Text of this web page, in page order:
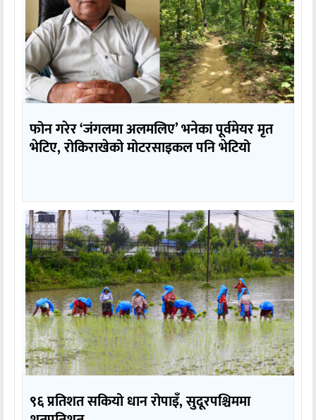
फोन गरेर ‘जंगलमा अलमलिए’ भनेका पूर्वमेयर मृत
भेटिए, रोकिराखेको मोटरसाइकल पनि भेटियो
९६ प्रतिशत सकियो धान रोपाइँ, सुदूरपश्चिममा